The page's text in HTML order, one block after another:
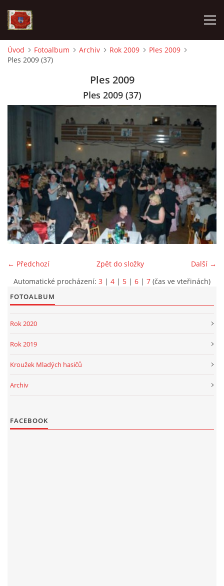
AKTUALITY
VÝJEZDOVÁ JEDNOTKA
KROUŽEK MLADÝCH HASIČŮ
OHLÁŠENÍ PÁLENÍ
KONTAKT
PROJEKT DOPRAVNÍ AUTOMOBIL
SH ČMS - Sbor dobrovolných hasičů Havlovice
© 2026 eStránky.cz
|
Úvod Fotoalbum Archiv Rok 2009
Ples 2009
Ples 2009 (37)
Ples 2009
Ples 2009 (37)
← Předchozí Další →
Zpět do složky
Automatické procházení: 3 | 4 | 5 | 6 | 7 (čas ve vteřinách)
FOTOALBUM
Rok 2020
Rok 2019
Kroužek Mladých hasičů
Archiv
FACEBOOK